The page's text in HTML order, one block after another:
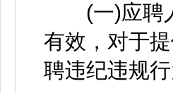
(一)应聘人
有效，对于
聘违纪违规